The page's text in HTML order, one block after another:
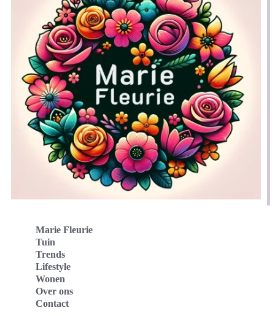
Marie Fleurie
Tuin
Trends
Lifestyle
Wonen
Over ons
Contact